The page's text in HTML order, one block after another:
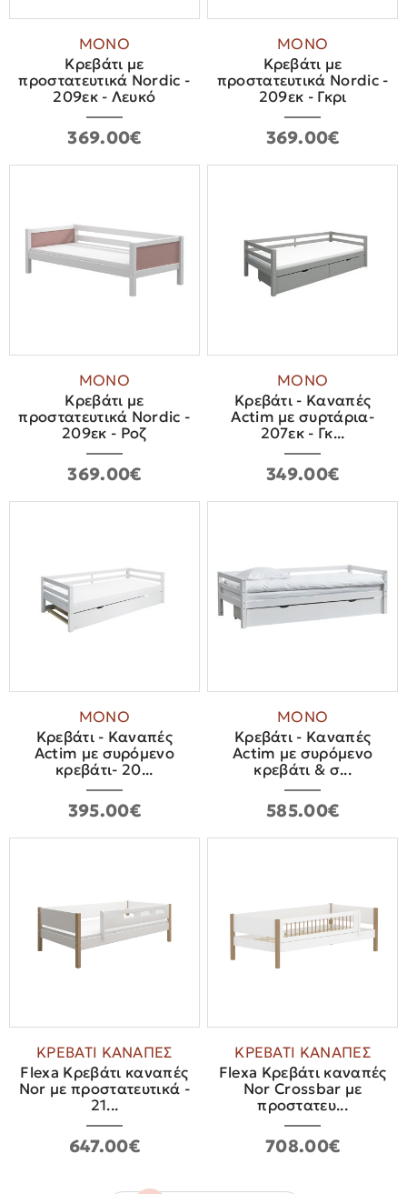
ΜΟΝΟ
Κρεβάτι με
προστατευτικά Nordic -
209εκ - Λευκό
369.00€
ΜΟΝΟ
Κρεβάτι με
προστατευτικά Nordic -
209εκ - Γκρι
369.00€
ΜΟΝΟ
Κρεβάτι με
προστατευτικά Nordic -
209εκ - Ροζ
369.00€
ΜΟΝΟ
Κρεβάτι - Καναπές
Actim με συρτάρια-
207εκ - Γκ...
349.00€
ΜΟΝΟ
Κρεβάτι - Καναπές
Actim με συρόμενο
κρεβάτι- 20...
395.00€
ΜΟΝΟ
Κρεβάτι - Καναπές
Actim με συρόμενο
κρεβάτι & σ...
585.00€
ΚΡΕΒΑΤΙ ΚΑΝΑΠΕΣ
Flexa Κρεβάτι καναπές
Nor με προστατευτικά -
21...
647.00€
ΚΡΕΒΑΤΙ ΚΑΝΑΠΕΣ
Flexa Κρεβάτι καναπές
Nor Crossbar με
προστατευ...
708.00€